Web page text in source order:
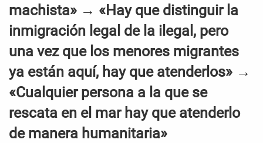
machista» → «Hay que distinguir la
inmigración legal de la ilegal, pero
una vez que los menores migrantes
ya están aquí, hay que atenderlos» →
«Cualquier persona a la que se
rescata en el mar hay que atenderlo
de manera humanitaria»